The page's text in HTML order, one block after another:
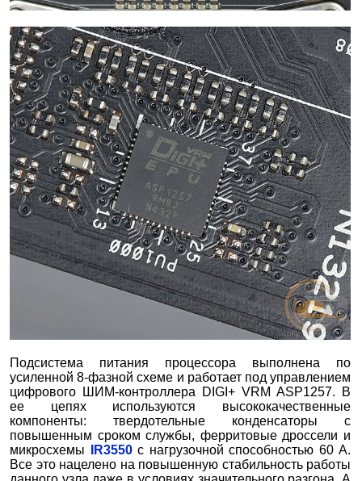
Подсистема питания процессора выполнена по
усиленной 8-фазной схеме и работает под управлением
цифрового ШИМ-контроллера DIGI+ VRM ASP1257. В
ее цепях используются высококачественные
компоненты: твердотельные конденсаторы с
повышенным сроком службы, ферритовые дроссели и
микросхемы
IR3550с нагрузочной способностью 60 А.
Все это нацелено на повышенную стабильность работы